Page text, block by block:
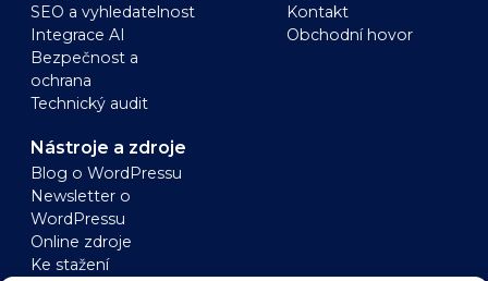
SEO a vyhledatelnost
Integrace AI
Bezpečnost a
ochrana
Technický audit
Nástroje a zdroje
Blog o WordPressu
Newsletter o
WordPressu
Online zdroje
Ke stažení
Kontakt
Obchodní hovor